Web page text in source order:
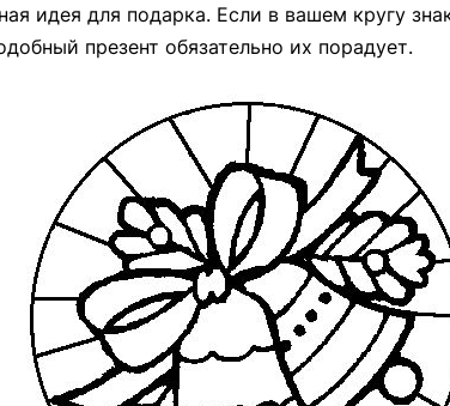
идея для подарка. Если в вашем кругу
презент обязательно их порадует.